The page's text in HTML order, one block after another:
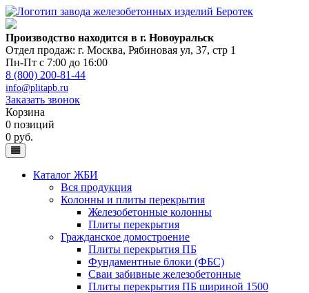
Производство находится в г. Новоуральск
Отдел продаж: г. Москва, Рябиновая ул, 37, стр 1
Пн-Пт с 7:00 до 16:00
8 (800) 200-81-44
info@plitapb.ru
Заказать звонок
Корзина
0 позиций
0 руб.
Каталог ЖБИ
Вся продукция
Колонны и плиты перекрытия
Железобетонные колонны
Плиты перекрытия
Гражданское домостроение
Плиты перекрытия ПБ
Фундаментные блоки (ФБС)
Сваи забивные железобетонные
Плиты перекрытия ПБ шириной 1500